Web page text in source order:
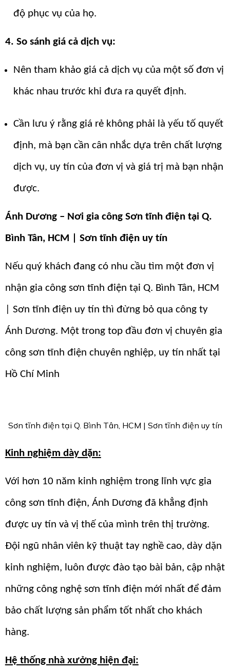
độ phục vụ của họ.
4. So sánh giá cả dịch vụ:
Nên tham khảo giá cả dịch vụ của một số đơn vị
khác nhau trước khi đưa ra quyết định.
Cần lưu ý rằng giá rẻ không phải là yếu tố quyết
định, mà bạn cần cân nhắc dựa trên chất lượng
dịch vụ, uy tín của đơn vị và giá trị mà bạn nhận
được.
Ánh Dương – Nơi gia công Sơn tĩnh điện tại Q.
Bình Tân, HCM | Sơn tĩnh điện uy tín
Nếu quý khách đang có nhu cầu tìm một đơn vị
nhận gia công sơn tĩnh điện tại Q. Bình Tân, HCM
| Sơn tĩnh điện uy tín thì đừng bỏ qua công ty
Ánh Dương. Một trong top đầu đơn vị chuyên gia
công sơn tĩnh điện chuyên nghiệp, uy tín nhất tại
Hồ Chí Minh
Sơn tĩnh điện tại Q. Bình Tân, HCM | Sơn tĩnh điện uy tín
Kinh nghiệm dày dặn:
Với hơn 10 năm kinh nghiệm trong lĩnh vực gia
công sơn tĩnh điện, Ánh Dương đã khẳng định
được uy tín và vị thế của mình trên thị trường.
Đội ngũ nhân viên kỹ thuật tay nghề cao, dày dặn
kinh nghiệm, luôn được đào tạo bài bản, cập nhật
những công nghệ sơn tĩnh điện mới nhất để đảm
bảo chất lượng sản phẩm tốt nhất cho khách
hàng.
Hệ thống nhà xưởng hiện đại: